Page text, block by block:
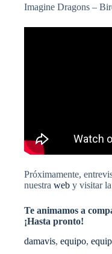
Imagine Dragons –
Próximamente,
nuestra web y visitar
Te animamos a
¡Hasta pronto!
damavis, equipo,